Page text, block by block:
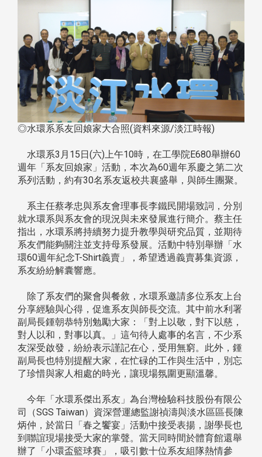
◎水環系系友回娘家大合照(資料來源/淡江時報)
水環系3月15日(六)上午10時，在工學院E680舉辦60
週年「系友回娘家」活動，本次為60週年系慶之第二次
系列活動，約有30名系友返校共襄盛舉，與師生團聚。
系主任蔡孝忠與系友會理事長李鐵民開場致詞，分別
就水環系與系友會的現況與未來發展進行簡介。蔡主任
指出，水環系將持續努力提升教學與研究品質，並期待
系友們能夠關注並支持母系發展。活動中特別舉辦「水
環60週年紀念T-Shirt義賣」，希望透過義賣募集資源，
系友紛紛解囊響應。
除了系友們的聚會與餐敘，水環系邀請多位系友上台
分享經驗與心得，促進系友與師長交流。其中前水利署
副局長鍾朝恭特別勉勵大家：「對上以敬，對下以慈，
對人以和，對事以真。」這句待人處事的名言，不少系
友深受啟發，紛紛表示謹記在心，受用無窮。此外，鍾
副局長也特別提醒大家，在忙碌的工作與生活中，別忘
了珍惜與家人相處的時光，讓現場氛圍更顯溫馨。
今年「水環系傑出系友」為台灣檢驗科技股份有限公
司（SGS Taiwan）資深營運總監謝禎濤與淡水區區長陳
炳仲，於當日「春之饗宴」活動中接受表揚，謝學長也
到聯誼現場接受大家的掌聲。當天同時間於體育館還舉
辦了「小環盃籃球賽」，吸引數十位系友組隊熱情參